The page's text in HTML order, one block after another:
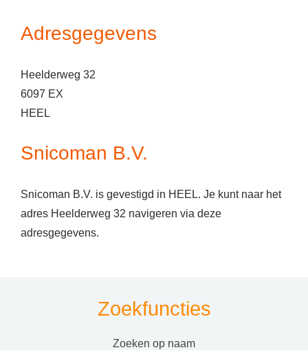
Adresgegevens
Heelderweg 32
6097 EX
HEEL
Snicoman B.V.
Snicoman B.V. is gevestigd in HEEL. Je kunt naar het
adres Heelderweg 32 navigeren via deze
adresgegevens.
Zoekfuncties
zoeken op naam